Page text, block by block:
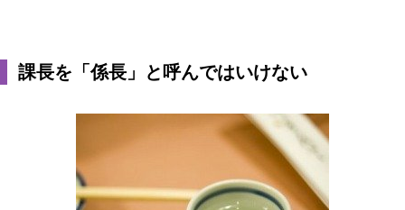
課長を「係長」と呼んではいけない